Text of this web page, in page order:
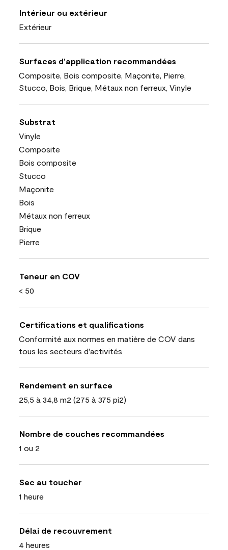
Intérieur ou extérieur
Extérieur
Surfaces d’application recommandées
Composite, Bois composite, Maçonite, Pierre,
Stucco, Bois, Brique, Métaux non ferreux, Vinyle
Substrat
Vinyle
Composite
Bois composite
Stucco
Maçonite
Bois
Métaux non ferreux
Brique
Pierre
Teneur en COV
< 50
Certifications et qualifications
Conformité aux normes en matière de COV dans
tous les secteurs d'activités
Rendement en surface
25,5 à 34,8 m2 (275 à 375 pi2)
Nombre de couches recommandées
1 ou 2
Sec au toucher
1 heure
Délai de recouvrement
4 heures